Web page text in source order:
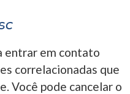
entrar em contato
correlacionadas que
Você pode cancelar o